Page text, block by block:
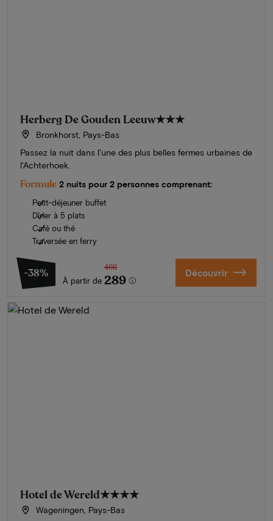
Herberg De Gouden Leeuw★★★
Bronkhorst, Pays-Bas
Passez la nuit dans l'une des plus belles fermes urbaines de
l'Achterhoek.
Formule 2 nuits pour 2 personnes comprenant:
Petit-déjeuner buffet
Dîner à 5 plats
Café ou thé
Traversée en ferry
-38%
À partir de
466
289 Découvrir
Hotel de Wereld★★★★
Wageningen, Pays-Bas